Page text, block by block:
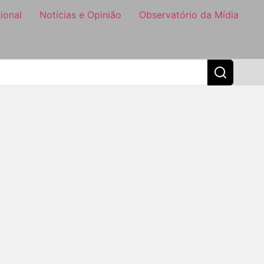
Notícias e Opinião Observatório da Mídia